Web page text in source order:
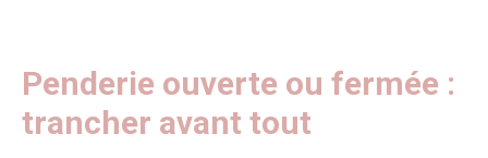
Penderie ouverte ou fermée :
trancher avant tout